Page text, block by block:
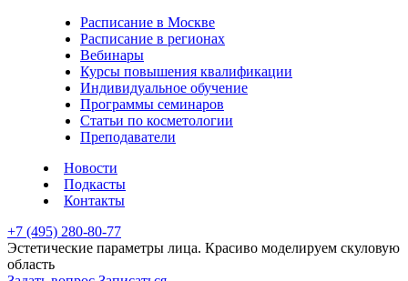
Расписание в Москве
Расписание в регионах
Вебинары
Курсы повышения квалификации
Индивидуальное обучение
Программы семинаров
Статьи по косметологии
Преподаватели
Новости
Подкасты
Контакты
+7 (495) 280-80-77
Эстетические параметры лица. Красиво моделируем скуловую
область